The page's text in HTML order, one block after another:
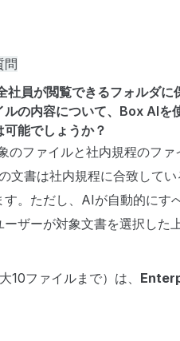
問
社員が閲覧できるフォルダ
ルの内容について、Box AIを
能でしょうか？
のファイルと社内規程のファ
文書は社内規程に合致して
。ただし、AIが自動的にす
ーザーが対象文書を選択した
10ファイルまで）は、